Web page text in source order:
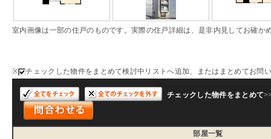
室内画像は一部の住戸のものです。実際の住戸詳細は、是非内見してお確か
※ チェックした物件をまとめて検討中リストへ追加、またはまとめてお問
チェックした物件をまとめて
部屋一覧